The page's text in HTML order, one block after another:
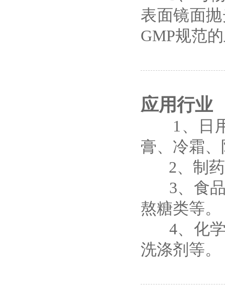
表面镜面
GMP规范
应用行业
1、日用
膏、冷霜
2、制药
3、食品
熬糖类等。
4、化学
洗涤剂等。